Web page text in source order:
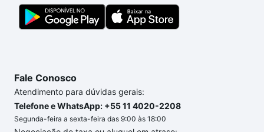
sonhos com segurança e conforto. Loft, com você
até as chaves.
Fale Conosco
Atendimento para dúvidas gerais:
Telefone e WhatsApp: +55 11 4020-2208
Segunda-feira a sexta-feira das 9:00 às 18:00